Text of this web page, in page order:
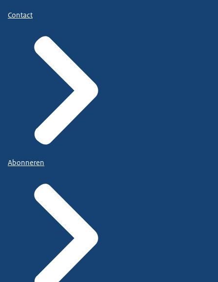
Contact
Abonneren